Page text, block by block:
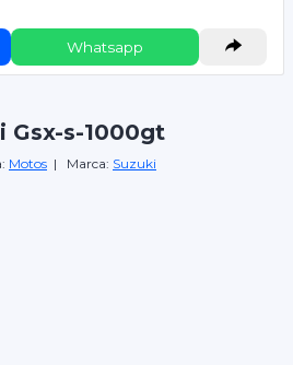
Whatsapp
Gsx-s-1000gt
Motos | Marca: Suzuki